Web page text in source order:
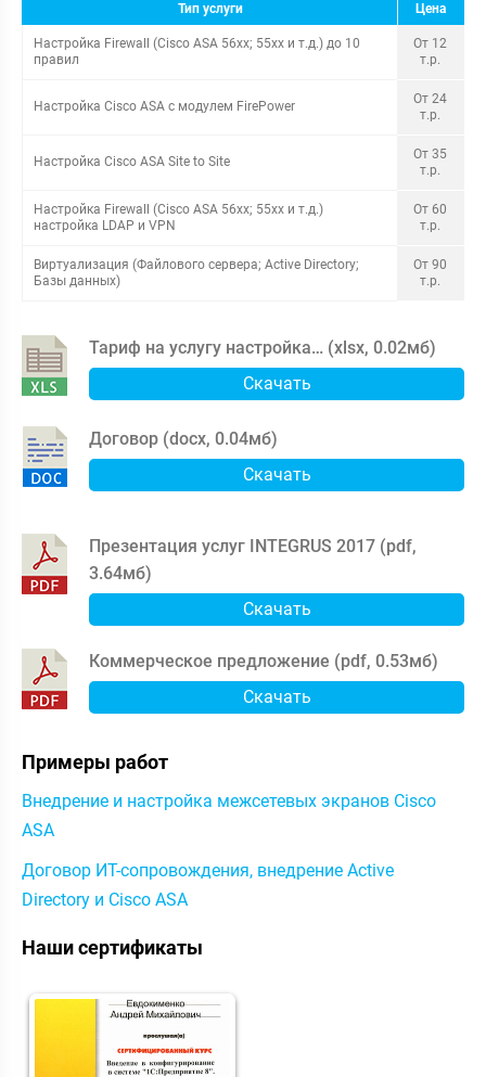
Тип услуги Цена
Настройка Firewall (Cisco ASA 56xx; 55xx и т.д.) до 10
правил
От 12
т.р.
Настройка Cisco ASA с модулем FirePower
От 24
т.р.
Настройка Cisco ASA Site to Site
От 35
т.р.
Настройка Firewall (Cisco ASA 56xx; 55xx и т.д.)
настройка LDAP и VPN
От 60
т.р.
Виртуализация (Файлового сервера; Active Directory;
Базы данных)
От 90
т.р.
Тариф на услугу настройка… (xlsx, 0.02мб)
Скачать
Договор (docx, 0.04мб)
Скачать
Презентация услуг INTEGRUS 2017 (pdf,
3.64мб)
Скачать
Коммерческое предложение (pdf, 0.53мб)
Скачать
Примеры работ
Внедрение и настройка межсетевых экранов Cisco
ASA
Договор ИТ-сопровождения, внедрение Active
Directory и Cisco ASA
Наши сертификаты